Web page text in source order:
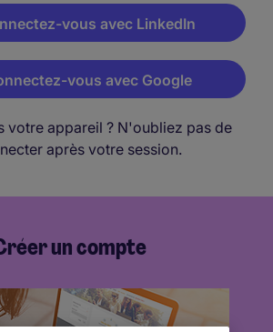
vous avec LinkedIn
vous avec Google
votre appareil ? N'oubliez pas de
après votre session.
un compte